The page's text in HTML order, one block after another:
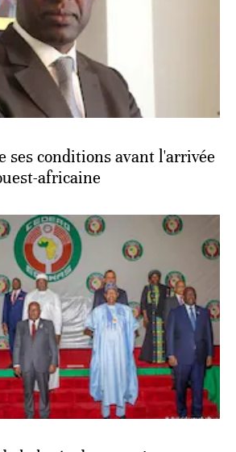
ses conditions avant l'arrivée
africaine